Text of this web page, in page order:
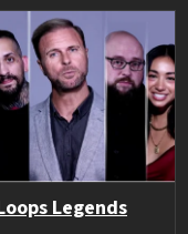
Legends